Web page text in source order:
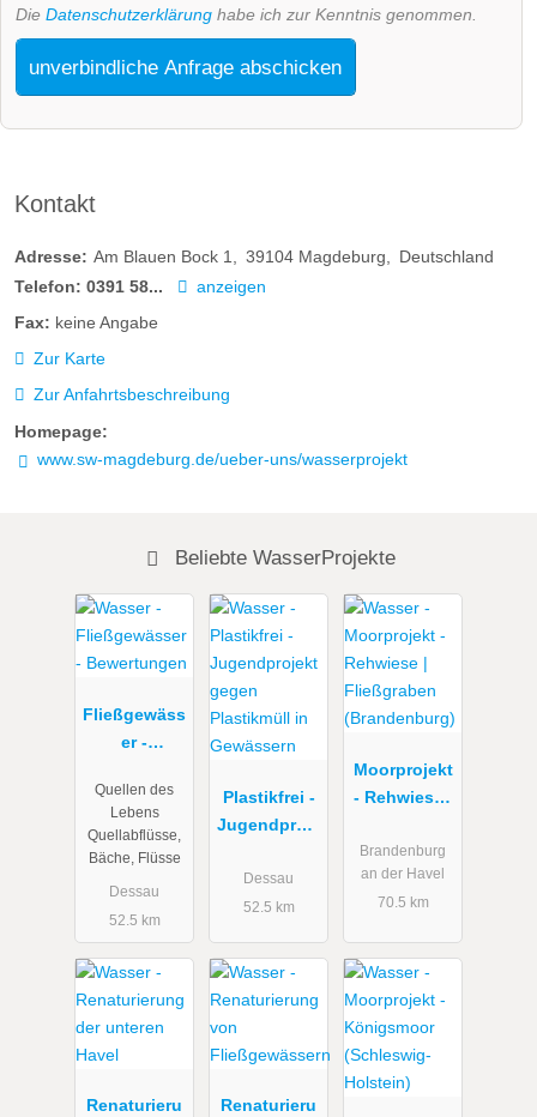
Die Datenschutzerklärung habe ich zur Kenntnis genommen.
unverbindliche Anfrage abschicken
Kontakt
Adresse: Am Blauen Bock 1 39104 Magdeburg
Deutschland
Telefon: 0391 58...
anzeigen
Fax: keine Angabe
Zur Karte
Zur Anfahrtsbeschreibung
Homepage:
www.sw-magdeburg.de/ueber-uns/wasserprojekt
Beliebte WasserProjekte
Fließgewäss
er -
n
Quellen des
Lebens
Quellabflüsse,
Bäche, Flüsse
Dessau
52.5 km
Plastikfrei -
Jugendproje
Plastikmüll
in
Dessau
52.5 km
Moorprojekt
- Rehwiese |
(Brandenbur
g)
Brandenburg
an der Havel
70.5 km
Renaturieru
Renaturieru